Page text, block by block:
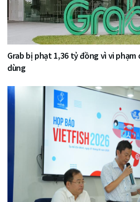
Grab bị phạt 1,36 tỷ đồng vì vi
dùng